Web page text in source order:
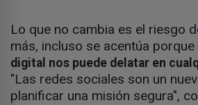
Lo que no cambia es el riesgo
más, incluso se acentúa porque
digital nos puede delatar en
"Las redes sociales son un
planificar una misión segura",